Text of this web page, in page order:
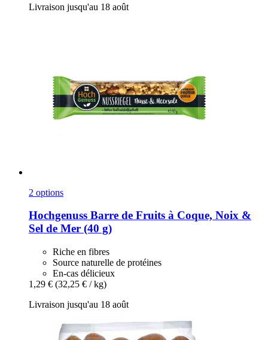
Livraison jusqu'au 18 août
2 options
Hochgenuss Barre de Fruits à Coque, Noix &
Sel de Mer (40 g)
Riche en fibres
Source naturelle de protéines
En-cas délicieux
1,29 € (32,25 € / kg)
Livraison jusqu'au 18 août